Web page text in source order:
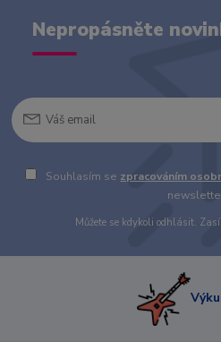
Nepropásněte
Souhlasím se zpracováním
Můžete se kdykoli odhlásit.